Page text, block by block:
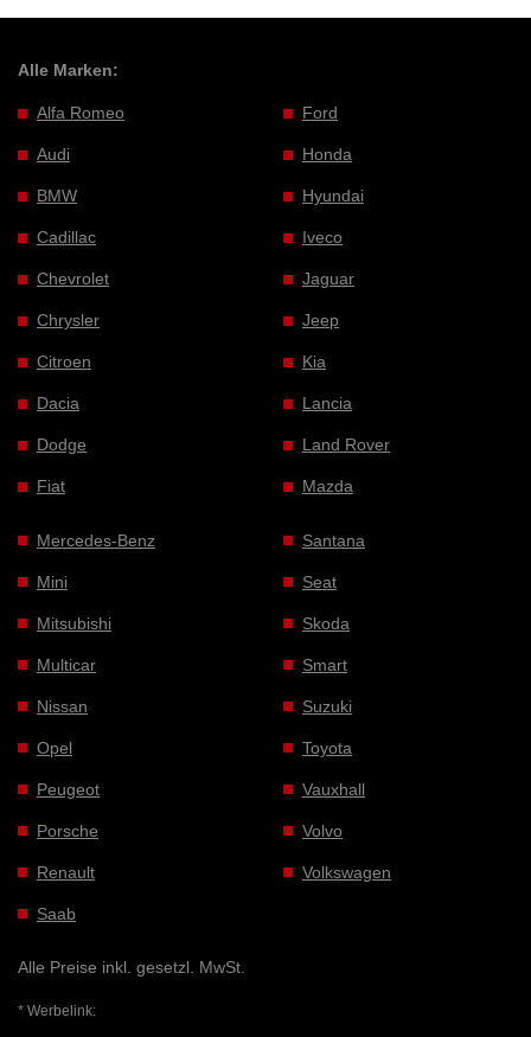
Alle Marken:
Alfa Romeo
Audi
BMW
Cadillac
Chevrolet
Chrysler
Citroen
Dacia
Dodge
Fiat
Ford
Honda
Hyundai
Iveco
Jaguar
Jeep
Kia
Lancia
Land Rover
Mazda
Mercedes-Benz
Mini
Mitsubishi
Multicar
Nissan
Opel
Peugeot
Porsche
Renault
Saab
Santana
Seat
Skoda
Smart
Suzuki
Toyota
Vauxhall
Volvo
Volkswagen
Alle Preise inkl. gesetzl. MwSt.
* Werbelink: